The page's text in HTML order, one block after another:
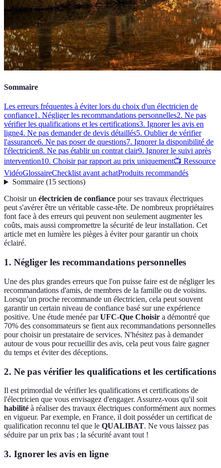
Sommaire
Les erreurs fréquentes à éviter lors du choix d'un électricien de
confiance1. Négliger les recommandations personnelles2. Ne pas
vérifier les qualifications et les certifications3. Ignorer les avis en
ligne4. Ne pas demander de devis détaillés5. Oublier de vérifier
l'assurance6. Ne pas poser de questions7. Ignorer la disponibilité de
l'électricien8. Ne pas établir un contrat clair9. Ignorer le suivi après
intervention10. Choisir par rapport au prix uniquement📺 Ressource
VidéoGlossaireChecklist avant achatProduits recommandés
Sommaire(15 sections)
Choisir un électricien de confiance pour ses travaux électriques
peut s'avérer être un véritable casse-tête. De nombreux propriétaires
font face à des erreurs qui peuvent non seulement augmenter les
coûts, mais aussi compromettre la sécurité de leur installation. Cet
article met en lumière les pièges à éviter pour garantir un choix
éclairé.
1. Négliger les recommandations personnelles
Une des plus grandes erreurs que l'on puisse faire est de négliger les
recommandations d'amis, de membres de la famille ou de voisins.
Lorsqu’un proche recommande un électricien, cela peut souvent
garantir un certain niveau de confiance basé sur une expérience
positive. Une étude menée parUFC-Que Choisir a démontré que
70% des consommateurs se fient aux recommandations personnelles
pour choisir un prestataire de services. N'hésitez pas à demander
autour de vous pour recueillir des avis, cela peut vous faire gagner
du temps et éviter des déceptions.
2. Ne pas vérifier les qualifications et les certifications
Il est primordial de vérifier les qualifications et certifications de
l'électricien que vous envisagez d'engager. Assurez-vous qu'il soit
habilité à réaliser des travaux électriques conformément aux normes
en vigueur. Par exemple, en France, il doit posséder un certificat de
qualification reconnu tel que le QUALIBAT. Ne vous laissez pas
séduire par un prix bas ; la sécurité avant tout !
3. Ignorer les avis en ligne